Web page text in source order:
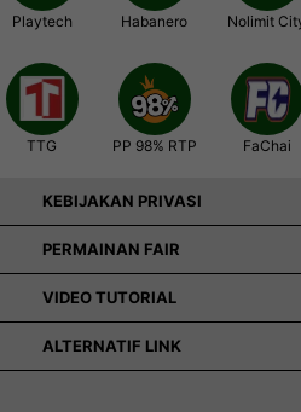
Playtech
TTG
Habanero
PP 98% RTP
Nolimit
FaChai
KEBIJAKAN PRIVASI
PERMAINAN FAIR
VIDEO TUTORIAL
ALTERNATIF LINK